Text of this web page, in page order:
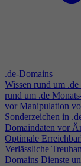
.de-Domains
Wissen rund um .de
rund um .de
vor Manipulation
Sonderzeichen in
Domaindaten vor
Optimale
Verlässliche
Domains Dienste